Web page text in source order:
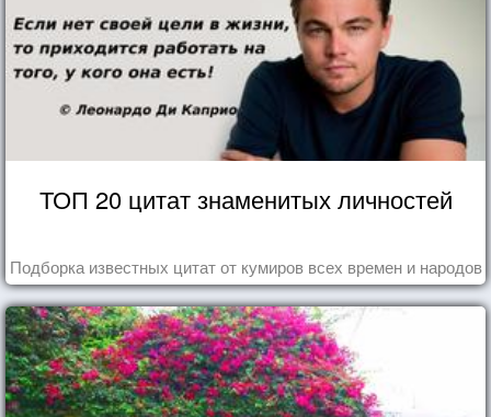
ТОП 20 цитат знаменитых личностей
Подборка известных цитат от кумиров всех времен и народов